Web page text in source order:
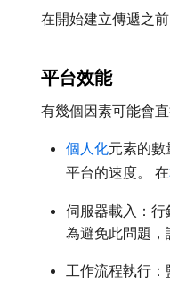
在開始建立傳遞之
平台效能
有幾個因素可能會
個人化元素的
平台的速度。 在
伺服器載入：行
為避免此問題，
工作流程執行